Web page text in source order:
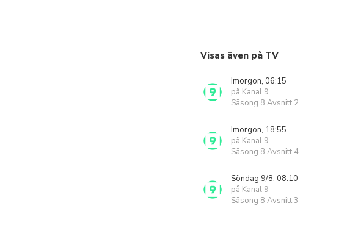
Visas även på TV
Imorgon, 06:15
på Kanal 9
Säsong 8 Avsnitt 2
Imorgon, 18:55
på Kanal 9
Säsong 8 Avsnitt 4
Söndag 9/8, 08:10
på Kanal 9
Säsong 8 Avsnitt 3